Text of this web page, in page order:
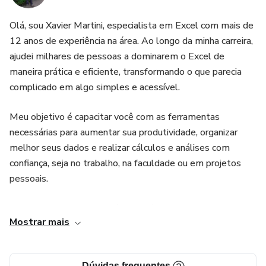
Sem problema! Esse material foi feito para iniciantes. Cada
passo é simples e fácil de entender.
"Será que eu vou conseguir?"
Com o passo a passo claro e direto, sim! Não tem segredo,
é só seguir as instruções e aplicar.
"Não uso Excel no meu trabalho."
investimento!
---
Olá, sou Xavier Martini, especialista em Excel com mais de
12 anos de experiência na área. Ao longo da minha carreira,
ajudei milhares de pessoas a dominarem o Excel de
maneira prática e eficiente, transformando o que parecia
complicado em algo simples e acessível.
Meu objetivo é capacitar você com as ferramentas
necessárias para aumentar sua produtividade, organizar
melhor seus dados e realizar cálculos e análises com
confiança, seja no trabalho, na faculdade ou em projetos
pessoais.
para que você possa aprender de forma rápida, sem
você é iniciante ou já tem algum conhecimento, vou guiá-lo
Mostrar mais